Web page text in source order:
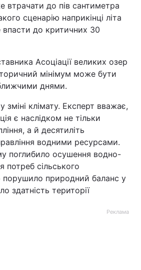
втрачати до пів сантиметра
сценарію наприкінці літа
до критичних 30
Асоціації великих озер
мінімум може бути
днями.
клімату. Експерт вважає,
є наслідком не тільки
а й десятиліть
водними ресурсами.
поглибило осушення водно-
потреб сільського
порушило природний баланс у
здатність території
Реклама